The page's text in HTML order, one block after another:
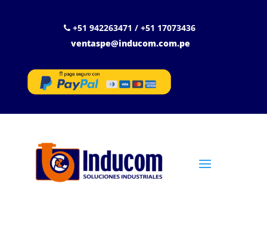
+51 942263471 / +51 17073436
ventaspe@inducom.com.pe